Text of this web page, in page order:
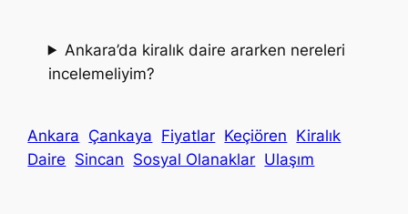
Ankara’da kiralık daire ararken nereleri
incelemeliyim?
Ankara Çankaya Fiyatlar Keçiören Kiralık
Daire Sincan Sosyal Olanaklar Ulaşım